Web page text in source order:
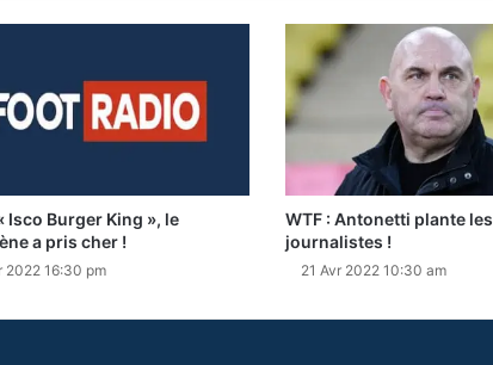
Isco Burger King », le
a pris cher !
2022 16:30 pm
WTF : Antonetti plante les
journalistes !
21 Avr 2022 10:30 am